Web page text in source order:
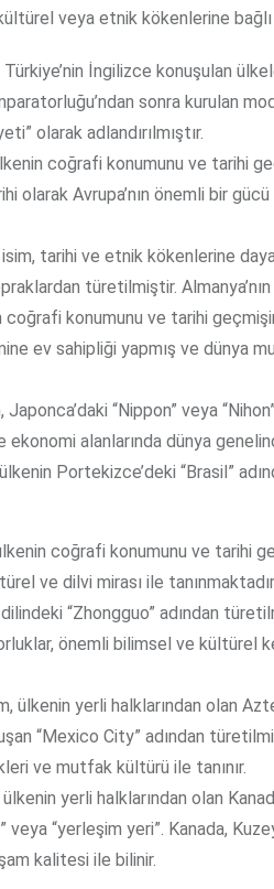
veya etnik kökenlerine
Türkiye’nin İngilizce konuşulan
sonra kurulan
olarak adlandırılmıştır.
coğrafi konumunu ve tarihi
olarak Avrupa’nın önemli bir
isim, tarihi ve etnik kökenlerine
türetilmiştir.
coğrafi konumunu ve tarihi
ev sahipliği yapmış ve dünya
Japonca’daki “Nippon” veya
alanlarında dünya
Portekizce’deki “Brasil”
coğrafi konumunu ve tarihi
ve dilvi mirası ile
dilindeki “Zhongguo” adından
önemli bilimsel ve kültürel
ülkenin yerli halklarından olan
“Mexico City” adından
ve mutfak kültürü ile tanınır.
ülkenin yerli halklarından olan
“yerleşim yeri”. Kanada,
kalitesi ile bilinir.